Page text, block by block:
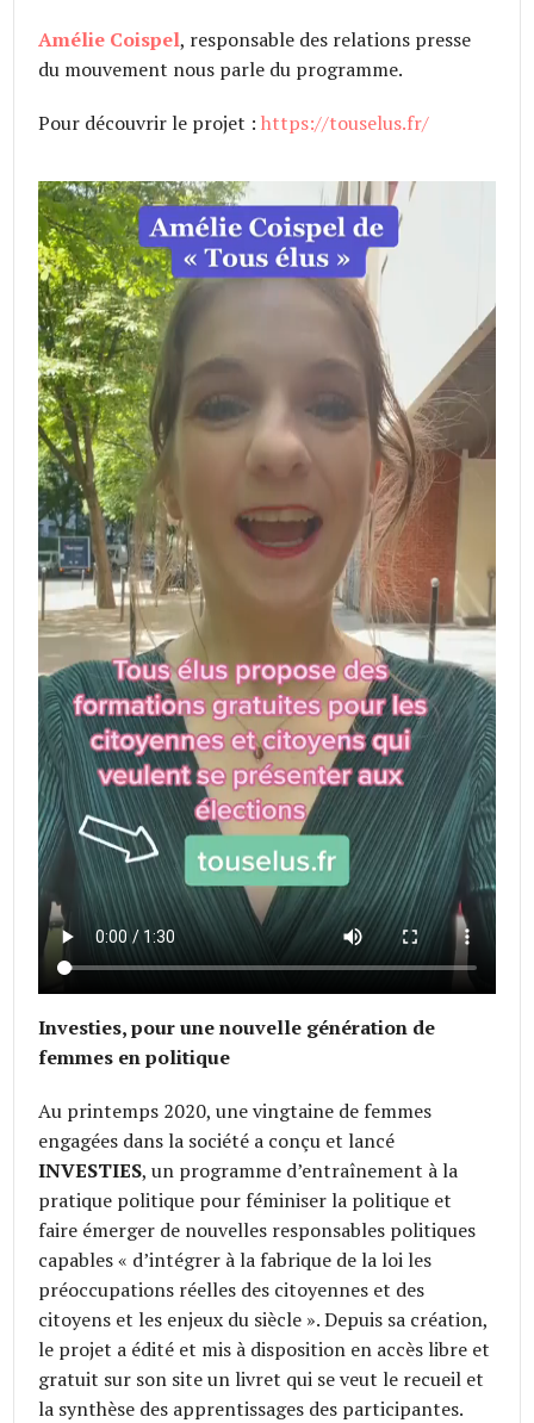
Amélie Coispel, responsable des relations presse
du mouvement nous parle du programme.
Pour découvrir le projet :https://touselus.fr/
Investies, pour une nouvelle génération de
femmes en politique
Au printemps 2020, une vingtaine de femmes
engagées dans la société a conçu et lancé
INVESTIES, un programme d’entraînement à la
pratique politique pour féminiser la politique et
faire émerger de nouvelles responsables politiques
capables « d’intégrer à la fabrique de la loi les
préoccupations réelles des citoyennes et des
citoyens et les enjeux du siècle ». Depuis sa création,
le projet a édité et mis à disposition en accès libre et
gratuit sur son site un livret qui se veut le recueil et
la synthèse des apprentissages des participantes.